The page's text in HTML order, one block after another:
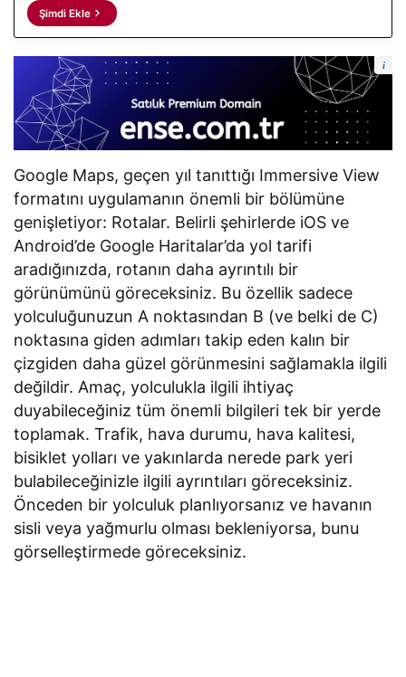
Şimdi Ekle
i
Google Maps, geçen yıl tanıttığı Immersive View
formatını uygulamanın önemli bir bölümüne
genişletiyor: Rotalar. Belirli şehirlerde iOS ve
Android’de Google Haritalar’da yol tarifi
aradığınızda, rotanın daha ayrıntılı bir
görünümünü göreceksiniz. Bu özellik sadece
yolculuğunuzun A noktasından B (ve belki de C)
noktasına giden adımları takip eden kalın bir
çizgiden daha güzel görünmesini sağlamakla ilgili
değildir. Amaç, yolculukla ilgili ihtiyaç
duyabileceğiniz tüm önemli bilgileri tek bir yerde
toplamak. Trafik, hava durumu, hava kalitesi,
bisiklet yolları ve yakınlarda nerede park yeri
bulabileceğinizle ilgili ayrıntıları göreceksiniz.
Önceden bir yolculuk planlıyorsanız ve havanın
sisli veya yağmurlu olması bekleniyorsa, bunu
görselleştirmede göreceksiniz.